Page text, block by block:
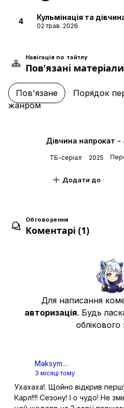
4 Кульмінація та
02 трав. 2026
Легітимна дівчина
30 трав. 2026
Бюстгальтер і дівчина
Дім дитинства та
13 черв. 2026
Переїзд і дівчина
20 черв. 2026
Навігація по тайтлу
Пов'язані матеріали
Пов'язане Порядок
жанром
Дівчина напрокат -
ТБ-серіал 2025
Додати до
Обговорення
Коментарі (1)
Для написання
авторизація. Будь
облікового
Maksym
Pidperygora
3 місяці тому
Ухахаха!. Щойно відкрив
Карл!!!! Сезону! І о чудо! Не